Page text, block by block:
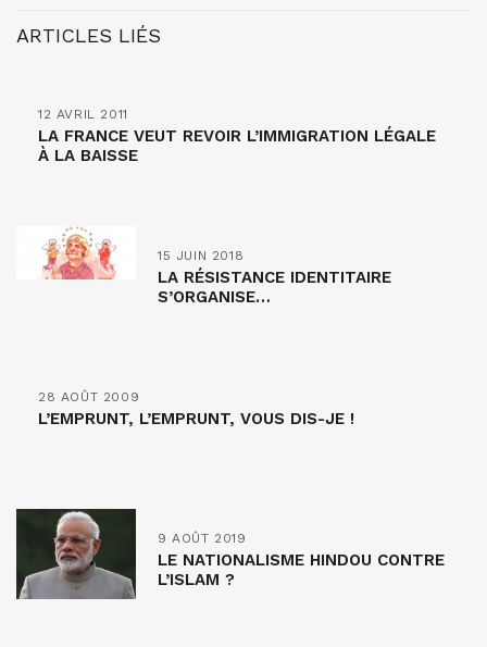
ARTICLES LIÉS
12 AVRIL 2011
LA FRANCE VEUT REVOIR L’IMMIGRATION LÉGALE
À LA BAISSE
15 JUIN 2018
LA RÉSISTANCE IDENTITAIRE
S’ORGANISE…
28 AOÛT 2009
L’EMPRUNT, L’EMPRUNT, VOUS DIS-JE !
9 AOÛT 2019
LE NATIONALISME HINDOU CONTRE
L’ISLAM ?